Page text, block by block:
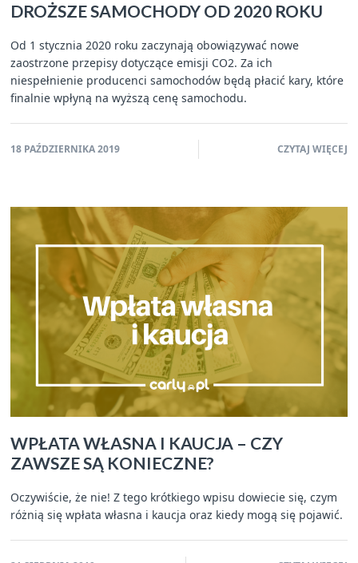
DROŻSZE SAMOCHODY OD 2020 ROKU
Od 1 stycznia 2020 roku zaczynają obowiązywać nowe
zaostrzone przepisy dotyczące emisji CO2. Za ich
niespełnienie producenci samochodów będą płacić kary, które
finalnie wpłyną na wyższą cenę samochodu.
18 PAŹDZIERNIKA 2019 CZYTAJ WIĘCEJ
WPŁATA WŁASNA I KAUCJA – CZY
ZAWSZE SĄ KONIECZNE?
Oczywiście, że nie! Z tego krótkiego wpisu dowiecie się, czym
różnią się wpłata własna i kaucja oraz kiedy mogą się pojawić.